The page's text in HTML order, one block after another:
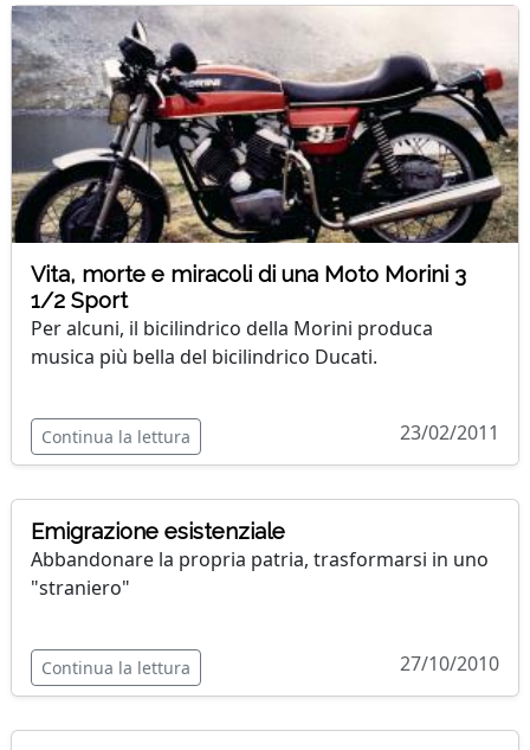
Vita, morte e miracoli di una Moto Morini 3
1/2 Sport
Per alcuni, il bicilindrico della Morini produca
musica più bella del bicilindrico Ducati.
Continua la lettura 23/02/2011
Emigrazione esistenziale
Abbandonare la propria patria, trasformarsi in uno
"straniero"
Continua la lettura 27/10/2010